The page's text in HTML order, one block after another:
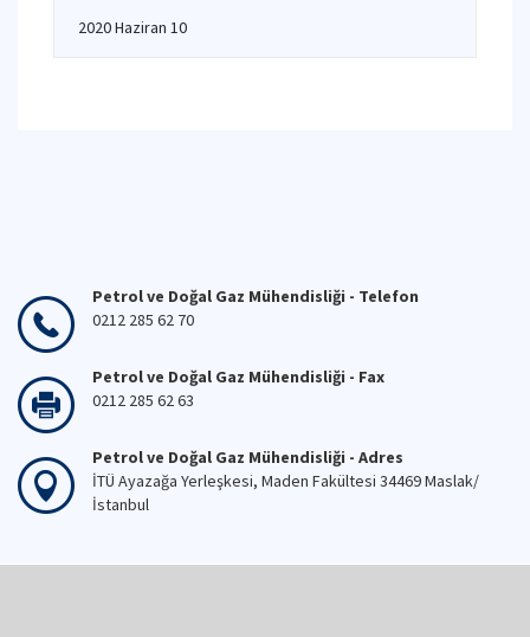
2020 Haziran 10
Petrol ve Doğal Gaz Mühendisliği - Telefon
0212 285 62 70
Petrol ve Doğal Gaz Mühendisliği - Fax
0212 285 62 63
Petrol ve Doğal Gaz Mühendisliği - Adres
İTÜ Ayazağa Yerleşkesi, Maden Fakültesi 34469 Maslak/
İstanbul